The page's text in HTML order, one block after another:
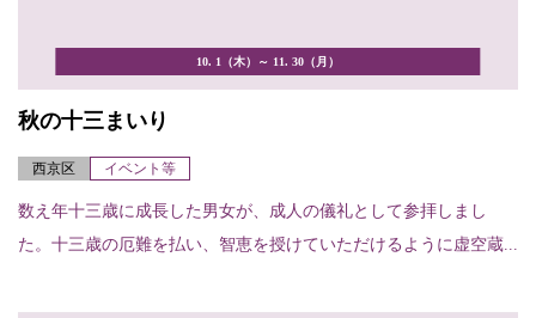
10. 1（木）～ 11. 30（月）
秋の十三まいり
西京区 イベント等
数え年十三歳に成長した男女が、成人の儀礼として参拝しまし
た。十三歳の厄難を払い、智恵を授けていただけるように虚空蔵...